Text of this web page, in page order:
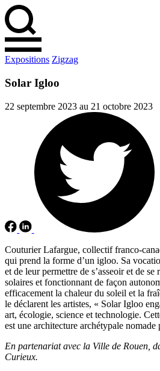
Expositions Zigzag
Solar Igloo
22 septembre 2023 au 21 octobre 2023
Couturier Lafargue, collectif franco-
qui prend la forme d’un igloo. Sa
et de leur permettre de s’asseoir et de
solaires et fonctionnant de façon
efficacement la chaleur du soleil et la
le déclarent les artistes, « Solar Igloo
art, écologie, science et technologie.
est une architecture archétypale
En partenariat avec la Ville de Rouen,
Curieux.